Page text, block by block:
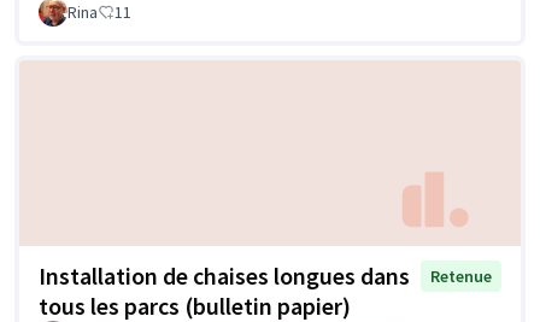
Rina 11
Installation de chaises longues dans
tous les parcs (bulletin papier)
Retenue